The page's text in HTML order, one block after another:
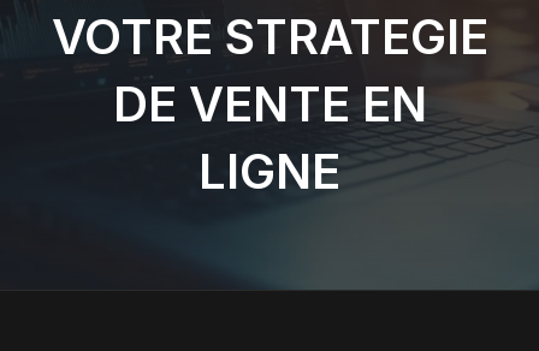
VOTRE STRATEGIE
DE VENTE EN
LIGNE